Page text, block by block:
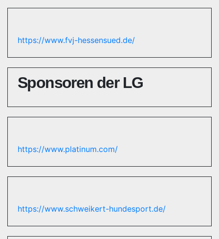
https://www.fvj-hessensued.de/
Sponsoren der LG
https://www.platinum.com/
https://www.schweikert-hundesport.de/